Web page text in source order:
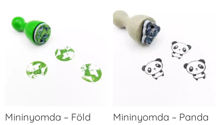
Mininyomda – Föld
Mininyomda – Panda